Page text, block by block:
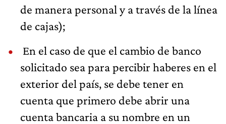
de manera personal y a través de la línea
de cajas);
En el caso de que el cambio de banco
solicitado sea para percibir haberes en el
exterior del país, se debe tener en
cuenta que primero debe abrir una
cuenta bancaria a su nombre en un